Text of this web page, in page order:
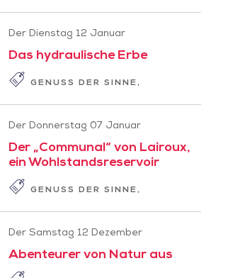
Der Dienstag 12 Januar
Das hydraulische Erbe
GENUSS DER SINNE
Der Donnerstag 07 Januar
Der „Communal“ von Lairoux,
ein Wohlstandsreservoir
GENUSS DER SINNE
Der Samstag 12 Dezember
Abenteurer von Natur aus